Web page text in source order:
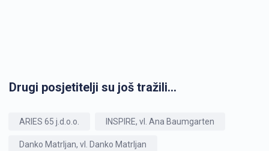
Drugi posjetitelji su još tražili...
ARIES 65 j.d.o.o. INSPIRE, vl. Ana Baumgarten
Danko Matrljan, vl. Danko Matrljan